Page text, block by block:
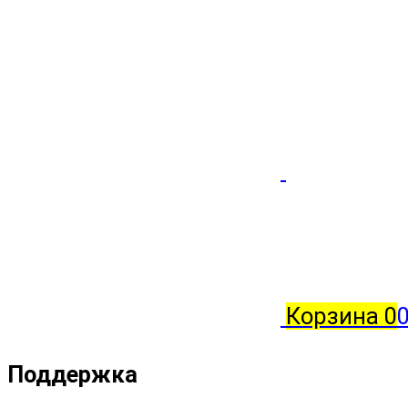
Корзина 0
Поддержка